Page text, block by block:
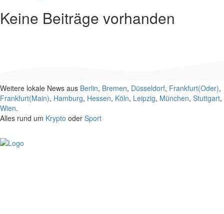
Keine Beiträge vorhanden
Weitere lokale News aus Berlin, Bremen, Düsseldorf, Frankfurt(Oder),
Frankfurt(Main), Hamburg, Hessen, Köln, Leipzig, München, Stuttgart,
Wien.
Alles rund um Krypto oder Sport